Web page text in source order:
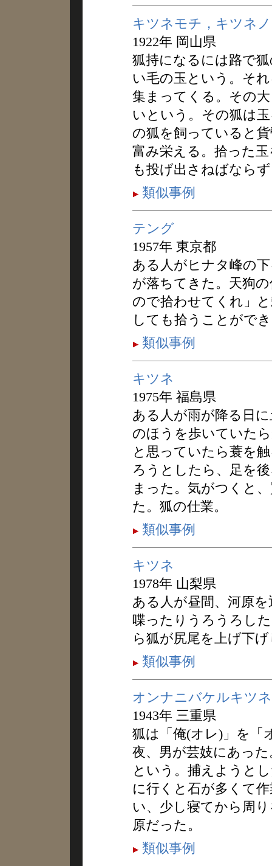
キツネモチ，キツネ
1922年 岡山県
狐持になるには路で
い毛の玉という。そ
集まってくる。その
いという。その狐は
の狐を飼っていると
富み栄える。拾った
も投げ出さねばなら
類似事例
テング
1957年 東京都
ある人がヒナタ峰の
が落ちてきた。天狗
ので拾わせてくれ」
しても拾うことがで
類似事例
キツネ
1975年 福島県
ある人が雨が降る日
のほうを歩いていた
と思っていたら蓑を
ろうとしたら、足を
まった。気がつくと
た。狐の仕業。
類似事例
キツネ
1978年 山梨県
ある人が昼間、河原
喋ったりうろうろし
ら狐が尻尾を上げ下
類似事例
オンナニバケルキツネ
1943年 三重県
狐は「俺(オレ)」を「
夜、男が芸妓にあっ
という。捕えようと
に行くと石が多くて
い、少し寝てから周
原だった。
類似事例